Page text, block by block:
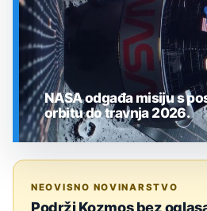
NASA odgađa misiju s
orbitu do travnja 2026.
NEOVISNO NOVINARSTVO
Podrži Kozmos bez